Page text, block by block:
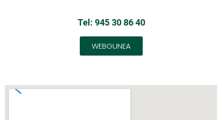
Tel: 945 30 86 40
WEBGUNEA